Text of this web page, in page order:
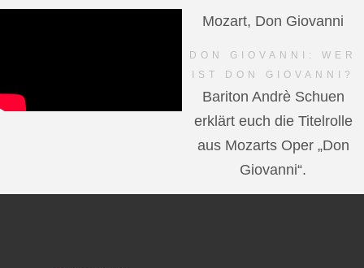
Mozart, Don Giovanni
DON GIOVANNI: WER
IST DON GIOVANNI?
Bariton Andrè Schuen
erklärt euch die Titelrolle
aus Mozarts Oper „Don
Giovanni“.